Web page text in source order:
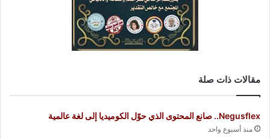
مقالات ذات صلة
Negusflex.. صانع المحتوى الذي حوّل الكوميديا إلى لغة عالمية
منذ أسبوع واحد